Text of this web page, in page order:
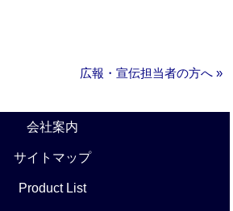
広報・宣伝担当者の方へ »
会社案内
サイトマップ
Product List